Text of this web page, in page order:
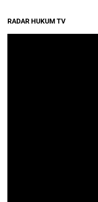
RADAR HUKUM TV